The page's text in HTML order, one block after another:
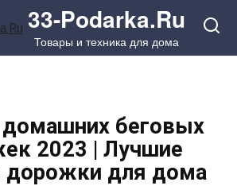
33-Podarka.Ru
Товары и техника для дома
домашних беговых
2023 | Лучшие
дорожки для дома